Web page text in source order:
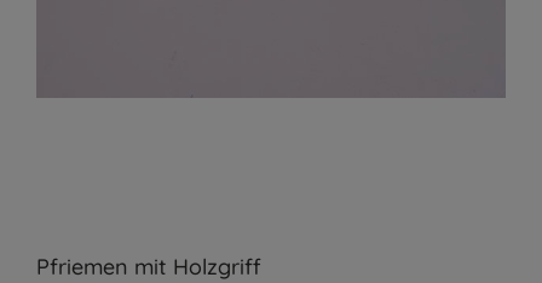
Pfriemen mit Holzgriff